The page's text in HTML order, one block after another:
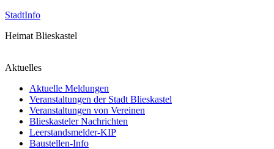
StadtInfo
Heimat Blieskastel
Aktuelles
Aktuelle Meldungen
Veranstaltungen der Stadt Blieskastel
Veranstaltungen von Vereinen
Blieskasteler Nachrichten
Leerstandsmelder-KIP
Baustellen-Info